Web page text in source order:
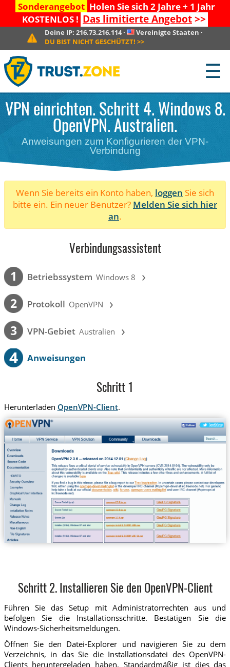
Sonderangebot Holen Sie sich 2 Jahre + 1 Jahr
KOSTENLOS ! Das limitierte Angebot>>
Deine IP: 216.73.216.114· Vereinigte Staaten ·
DU BIST NICHT GESCHÜTZT! >>
☰
VPN einrichten. Schritt 4. Windows 8.
OpenVPN. Australien.
Anweisungen zum Konfigurieren der VPN-
Verbindung
Wenn Sie bereits ein Konto haben, loggen Sie sich
bitte ein. Ein neuer Benutzer? Melden Sie sich hier
an.
Verbindungsassistent
1 Betriebssystem Windows 8 ›
2 Protokoll OpenVPN ›
3 VPN-Gebiet Australien ›
4 Anweisungen
Schritt 1
Herunterladen OpenVPN-Client.
Schritt 2. Installieren Sie den OpenVPN-Client
Führen Sie das Setup mit Administratorrechten aus und
befolgen Sie die Installationsschritte. Bestätigen Sie die
Windows-Sicherheitsmeldungen.
Öffnen Sie den Datei-Explorer und navigieren Sie zu dem
Verzeichnis, in das Sie die Installationsdatei des OpenVPN-
Clients heruntergeladen haben. Standardmäßig ist dies das